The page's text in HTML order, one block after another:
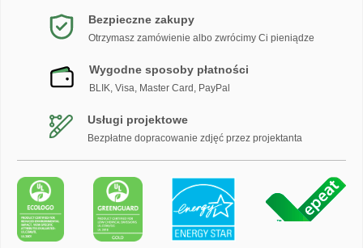
Bezpieczne zakupy
Otrzymasz zamówienie albo zwrócimy Ci pieniądze
Wygodne sposoby płatności
BLIK, Visa, Master Card, PayPal
Usługi projektowe
Bezpłatne dopracowanie zdjęć przez projektanta